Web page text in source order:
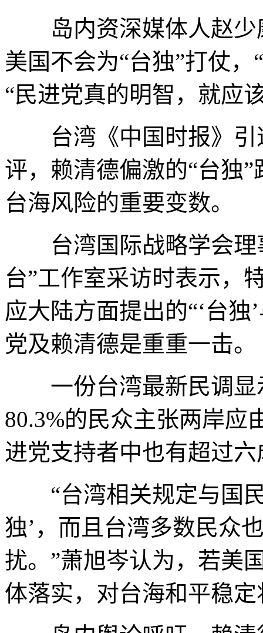
岛内资深媒体人赵少
美国不会为“台独”打仗
“民进党真的明智，就应
台湾《中国时报》引
评，赖清德偏激的“台独
台海风险的重要变数。
台湾国际战略学会理
台”工作室采访时表示，
应大陆方面提出的“‘台
党及赖清德是重重一击。
一份台湾最新民调显
80.3%的民众主张两岸应
进党支持者中也有超过
“台湾相关规定与国民
独’，而且台湾多数民众
扰。”萧旭岑认为，若美
体落实，对台海和平稳